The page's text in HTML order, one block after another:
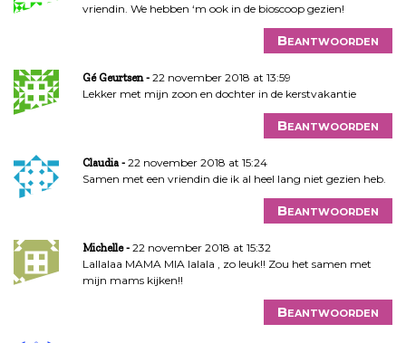
vriendin. We hebben ‘m ook in de bioscoop gezien!
Beantwoorden
Gé Geurtsen
22 november 2018 at 13:59
Lekker met mijn zoon en dochter in de kerstvakantie
Beantwoorden
Claudia
22 november 2018 at 15:24
Samen met een vriendin die ik al heel lang niet gezien heb.
Beantwoorden
Michelle
22 november 2018 at 15:32
Lallalaa MAMA MIA lalala , zo leuk!! Zou het samen met
mijn mams kijken!!
Beantwoorden